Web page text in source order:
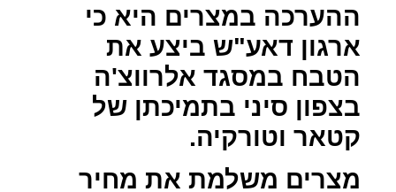
ההערכה במצרים היא כי
ארגון דאע"ש ביצע את
הטבח במסגד אלרווצ'ה
בצפון סיני בתמיכתן של
קטאר וטורקיה.
מצרים משלמת את מחיר